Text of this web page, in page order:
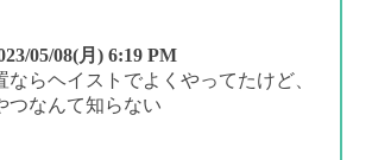
05/08(月) 6:19 PM
ならヘイストでよくやってたけど、
つなんて知らない